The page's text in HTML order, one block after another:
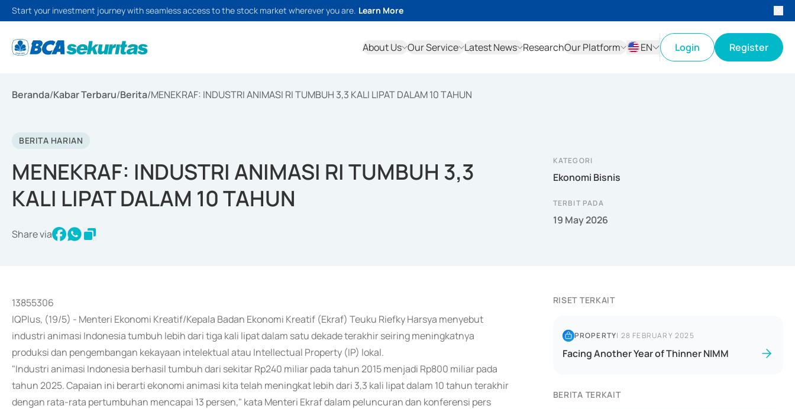
Start your investment journey with seamless access to the stock market wherever you are. Learn More
About Us Our Service Latest News ResearchOur Platform
EN
Login Register
Beranda/Kabar Terbaru/Berita/MENEKRAF: INDUSTRI ANIMASI RI TUMBUH 3,3 KALI LIPAT DALAM 10 TAHUN
BERITA HARIAN
MENEKRAF: INDUSTRI ANIMASI RI TUMBUH 3,3
KALI LIPAT DALAM 10 TAHUN
Share via
KATEGORI
Ekonomi Bisnis
TERBIT PADA
19 May 2026
13855306
IQPlus, (19/5) - Menteri Ekonomi Kreatif/Kepala Badan Ekonomi Kreatif (Ekraf) Teuku Riefky Harsya menyebut
industri animasi Indonesia tumbuh lebih dari tiga kali lipat dalam satu dekade terakhir seiring meningkatnya
produksi dan pengembangan kekayaan intelektual atau Intellectual Property (IP) lokal.
"Industri animasi Indonesia berhasil tumbuh dari sekitar Rp240 miliar pada tahun 2015 menjadi Rp800 miliar pada
tahun 2025. Capaian ini berarti ekonomi animasi kita telah meningkat lebih dari 3,3 kali lipat dalam 10 tahun terakhir
dengan rata-rata pertumbuhan mencapai 13 persen," kata Menteri Ekraf dalam peluncuran dan konferensi pers
RISET TERKAIT
PROPERTY| 28 FEBRUARY 2025
Facing Another Year of Thinner NIMM
BERITA TERKAIT